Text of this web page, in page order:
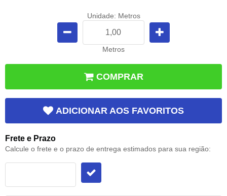
Unidade: Metros
Metros
COMPRAR
ADICIONAR AOS FAVORITOS
Frete e Prazo
Calcule o frete e o prazo de entrega estimados para sua região: